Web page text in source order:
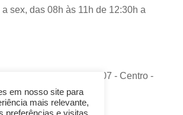
sex, das 08h às 11h de 12:30h a
Alto nº 70 - Sala 306/307 - Centro -
Muriaé/MG
em nosso site para
mais relevante,